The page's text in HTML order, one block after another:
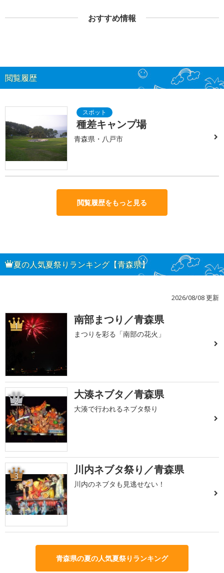
おすすめ情報
閲覧履歴
種差キャンプ場
青森県・八戸市
閲覧履歴をもっと見る
夏の人気夏祭りランキング【青森県】
2026/08/08 更新
1 南部まつり／青森県
まつりを彩る「南部の花火」
2 大湊ネブタ／青森県
大湊で行われるネブタ祭り
3 川内ネブタ祭り／青森県
川内のネブタも見逃せない！
青森県の夏の人気夏祭りランキング